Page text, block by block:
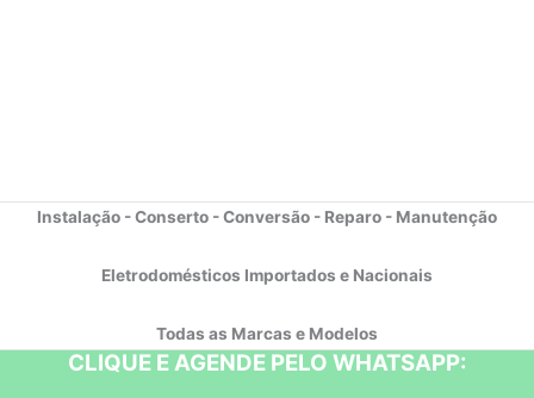
Instalação - Conserto - Conversão - Reparo - Manutenção
Eletrodomésticos Importados e Nacionais
Todas as Marcas e Modelos
CLIQUE E AGENDE PELO WHATSAPP: